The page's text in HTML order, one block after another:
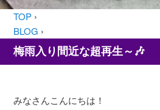
TOP ›
BLOG ›
梅雨入り間近な超再生～🎶
みなさんこんにちは！